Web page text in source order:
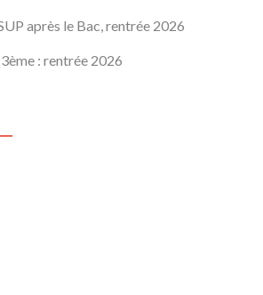
après le Bac, rentrée 2026
: rentrée 2026